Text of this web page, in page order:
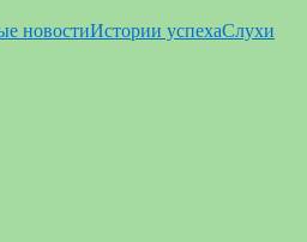
новостиИстории успехаСлухи